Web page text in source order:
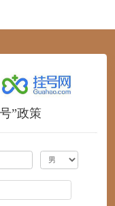
”政策